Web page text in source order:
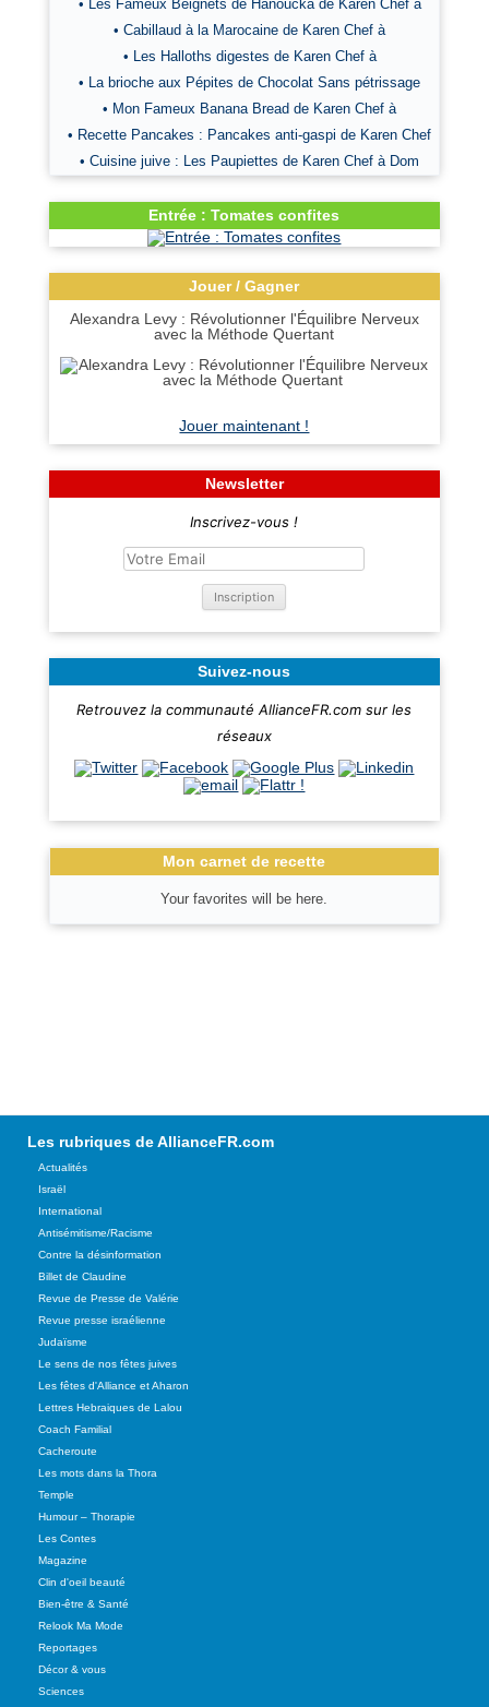
• Les Fameux Beignets de Hanoucka de Karen Chef à
• Cabillaud à la Marocaine de Karen Chef à
• Les Halloths digestes de Karen Chef à
• La brioche aux Pépites de Chocolat Sans pétrissage
• Mon Fameux Banana Bread de Karen Chef à
• Recette Pancakes : Pancakes anti-gaspi de Karen Chef
• Cuisine juive : Les Paupiettes de Karen Chef à Dom
Entrée : Tomates confites
Jouer / Gagner
Alexandra Levy : Révolutionner l'Équilibre Nerveux
avec la Méthode Quertant
Jouer maintenant !
Newsletter
Inscrivez-vous !
Suivez-nous
Retrouvez la communauté AllianceFR.com sur les
réseaux
Mon carnet de recette
Your favorites will be here.
Les rubriques de AllianceFR.com
Actualités
Israël
International
Antisémitisme/Racisme
Contre la désinformation
Billet de Claudine
Revue de Presse de Valérie
Revue presse israélienne
Judaïsme
Le sens de nos fêtes juives
Les fêtes d'Alliance et Aharon
Lettres Hebraiques de Lalou
Coach Familial
Cacheroute
Les mots dans la Thora
Temple
Humour – Thorapie
Les Contes
Magazine
Clin d'oeil beauté
Bien-être & Santé
Relook Ma Mode
Reportages
Décor & vous
Sciences